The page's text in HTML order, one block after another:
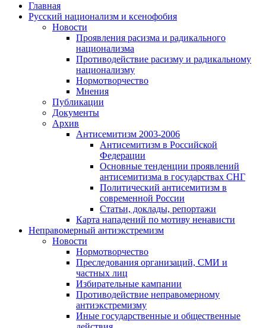
Главная
Русский национализм и ксенофобия
Новости
Проявления расизма и радикального
национализма
Противодействие расизму и радикальному
национализму
Нормотворчество
Мнения
Публикации
Документы
Архив
Антисемитизм 2003-2006
Антисемитизм в Российской
Федерации
Основные тенденции проявлений
антисемитизма в государствах СНГ
Политический антисемитизм в
современной России
Статьи, доклады, репортажи
Карта нападений по мотиву ненависти
Неправомерный антиэкстремизм
Новости
Нормотворчество
Преследования организаций, СМИ и
частных лиц
Избирательные кампании
Противодействие неправомерному
антиэкстремизму
Иные государственные и общественные